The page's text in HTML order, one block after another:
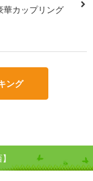
華カップリング
ング